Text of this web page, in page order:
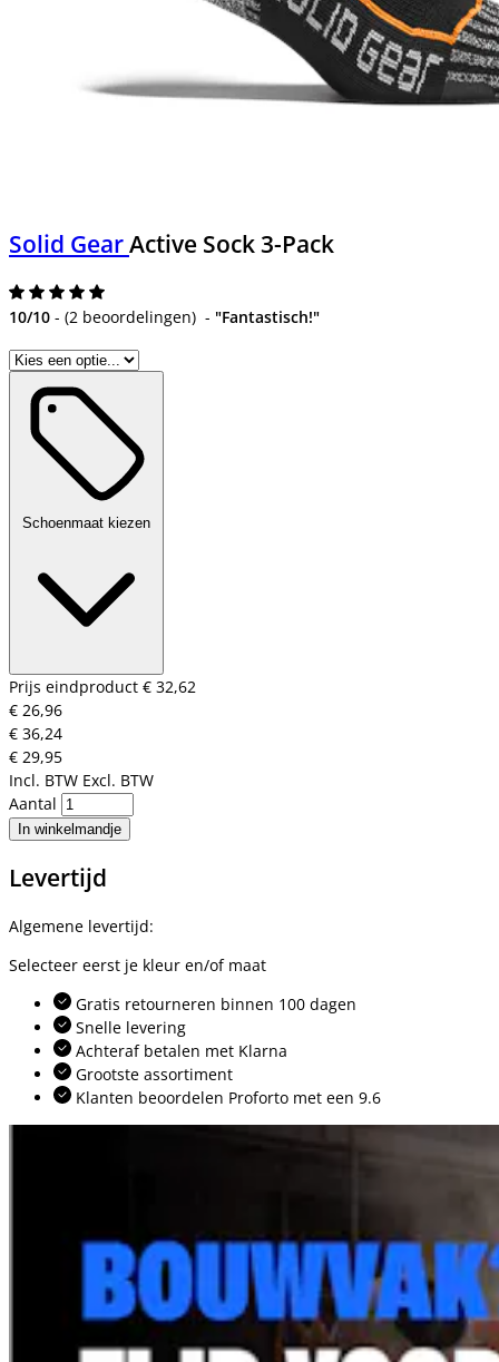
Solid GearActive Sock 3-Pack
10/10 - (2 beoordelingen) - "Fantastisch!"
Schoenmaat kiezen
Prijs eindproduct € 32,62
€ 26,96
€ 36,24
€ 29,95
Incl. BTW Excl. BTW
Aantal
In winkelmandje
Levertijd
Algemene levertijd:
Selecteer eerst je kleur en/of maat
Gratis retourneren binnen 100 dagen
Snelle levering
Achteraf betalen met Klarna
Grootste assortiment
Klanten beoordelen Proforto met een 9.6